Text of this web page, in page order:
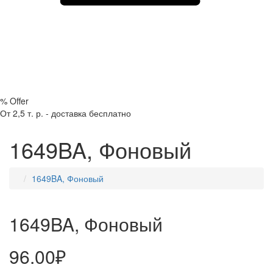
% Offer
От 2,5 т. р. - доставка бесплатно
1649BA, Фоновый
1649BA, Фоновый
1649BA, Фоновый
96.00₽